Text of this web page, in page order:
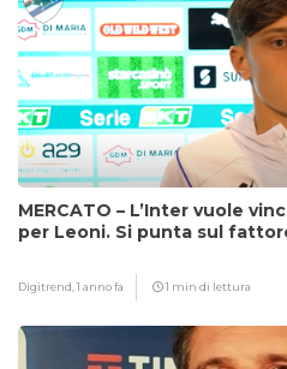
MERCATO – L’Inter vuole
per Leoni. Si punta sul
Digitrend,1 anno fa 1 min di lettura